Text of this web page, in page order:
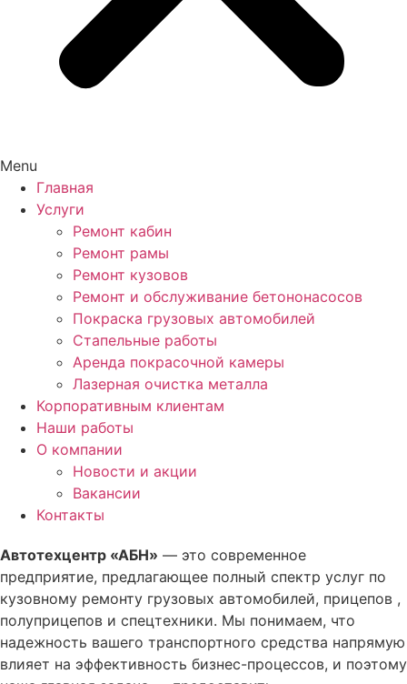
Menu
Главная
Услуги
Ремонт кабин
Ремонт рамы
Ремонт кузовов
Ремонт и обслуживание бетононасосов
Покраска грузовых автомобилей
Стапельные работы
Аренда покрасочной камеры
Лазерная очистка металла
Корпоративным клиентам
Наши работы
О компании
Новости и акции
Вакансии
Контакты
Автотехцентр «АБН» — это современное
предприятие, предлагающее полный спектр услуг по
кузовному ремонту грузовых автомобилей, прицепов ,
полуприцепов и спецтехники. Мы понимаем, что
надежность вашего транспортного средства напрямую
влияет на эффективность бизнес-процессов, и поэтому